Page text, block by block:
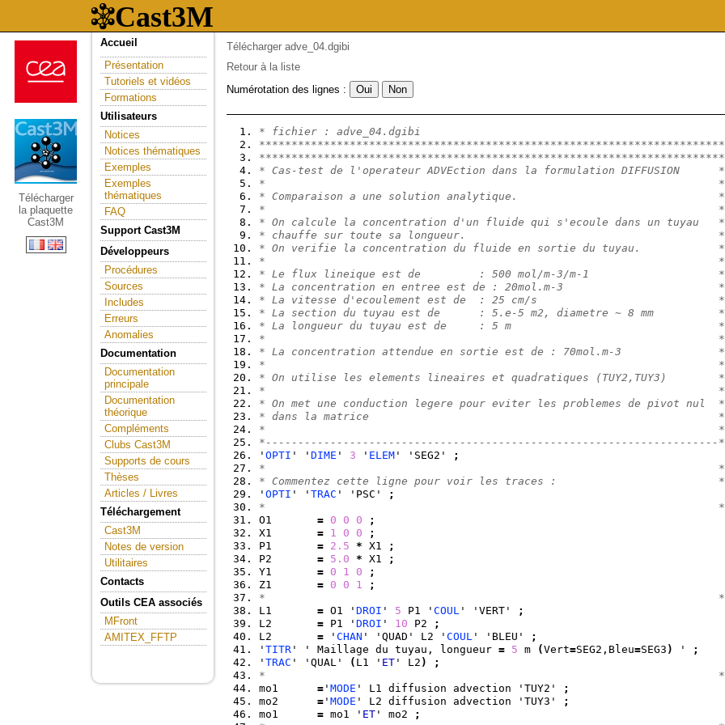
Télécharger
la plaquette
Cast3M
Accueil
Présentation
Tutoriels et vidéos
Formations
Utilisateurs
Notices
Notices thématiques
Exemples
Exemples
thématiques
FAQ
Support Cast3M
Développeurs
Procédures
Sources
Includes
Erreurs
Anomalies
Documentation
Documentation
principale
Documentation
théorique
Compléments
Clubs Cast3M
Supports de cours
Thèses
Articles / Livres
Téléchargement
Cast3M
Notes de version
Utilitaires
Contacts
Outils CEA associés
MFront
AMITEX_FFTP
Télécharger adve_04.dgibi
Retour à la liste
Numérotation des lignes :
* fichier : adve_04.dgibi
************************************************************************
************************************************************************
* Cas-test de l'operateur ADVEction dans la formulation DIFFUSION      *
*                                                                      *
* Comparaison a une solution analytique.                               *
*                                                                      *
* On calcule la concentration d'un fluide qui s'ecoule dans un tuyau   *
* chauffe sur toute sa longueur.                                       *
* On verifie la concentration du fluide en sortie du tuyau.            *
*                                                                      *
* Le flux lineique est de         : 500 mol/m-3/m-1                    *
* La concentration en entree est de : 20mol.m-3                        *
* La vitesse d'ecoulement est de  : 25 cm/s                            *
* La section du tuyau est de      : 5.e-5 m2, diametre ~ 8 mm          *
* La longueur du tuyau est de     : 5 m                                *
*                                                                      *
* La concentration attendue en sortie est de : 70mol.m-3               *
*                                                                      *
* On utilise les elements lineaires et quadratiques (TUY2,TUY3)        *
*                                                                      *
* On met une conduction legere pour eviter les problemes de pivot nul  *
* dans la matrice                                                      *
*                                                                      *
*----------------------------------------------------------------------*
' OPTI ' ' DIME ' 3 ' ELEM ' 'SEG2'
;
*                                                                      *
* Commentez cette ligne pour voir les traces :                         *
' OPTI ' ' TRAC ' 'PSC'
;
*                                                                      *
O1 = 0 0 0
;
X1 = 1 0 0
;
P1 = 2.5 * X1
;
P2 = 5.0 * X1
;
Y1 = 0 1 0
;
Z1 = 0 0 1
;
*                                                                      *
L1 = O1 ' DROI ' 5 P1 ' COUL ' 'VERT'
;
L2 = P1 ' DROI ' 10 P2
;
L2 = ' CHAN ' 'QUAD' L2 ' COUL ' 'BLEU'
;
' TITR ' ' Maillage du tuyau, longueur = 5 m (Vert=SEG2,Bleu=SEG3 ) '
;
' TRAC ' 'QUAL' ( L1 ' ET ' L2 )
;
*                                                                      *
mo1 = ' MODE ' L1 diffusion advection 'TUY2'
;
mo2 = ' MODE ' L2 diffusion advection 'TUY3'
;
mo1 = mo1 ' ET ' mo2
;